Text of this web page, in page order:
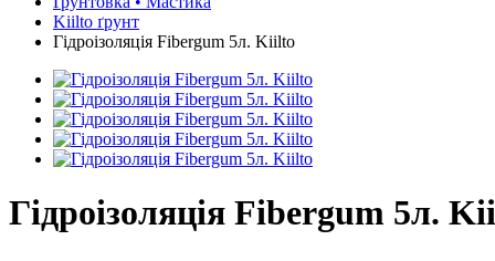
Kiilto ґрунт
Гідроізоляція Fibergum 5л. Kiilto
Гідроізоляція Fibergum 5л.